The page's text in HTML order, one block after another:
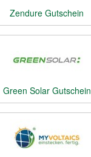
Zendure Gutschein
Green Solar Gutschein